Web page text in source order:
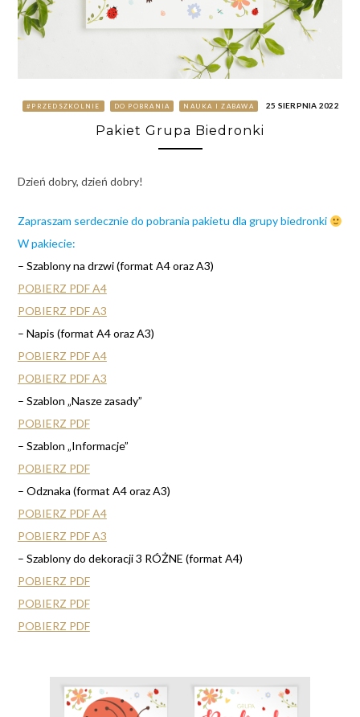
#PRZEDSZKOLNIE DO POBRANIA NAUKA I ZABAWA 25 SIERPNIA 2022
Pakiet Grupa Biedronki
Dzień dobry, dzień dobry!
Zapraszam serdecznie do pobrania pakietu dla grupy biedronki
W pakiecie:
– Szablony na drzwi (format A4 oraz A3)
POBIERZ PDF A4
POBIERZ PDF A3
– Napis (format A4 oraz A3)
POBIERZ PDF A4
POBIERZ PDF A3
– Szablon „Nasze zasady”
POBIERZ PDF
– Szablon „Informacje”
POBIERZ PDF
– Odznaka (format A4 oraz A3)
POBIERZ PDF A4
POBIERZ PDF A3
– Szablony do dekoracji 3 RÓŻNE (format A4)
POBIERZ PDF
POBIERZ PDF
POBIERZ PDF